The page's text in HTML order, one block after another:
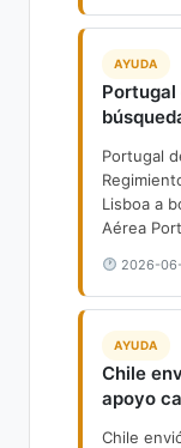
AYUDA
Portugal
Lisboa a
Aérea
2026-
AYUDA
Chile
apoyo
Chile